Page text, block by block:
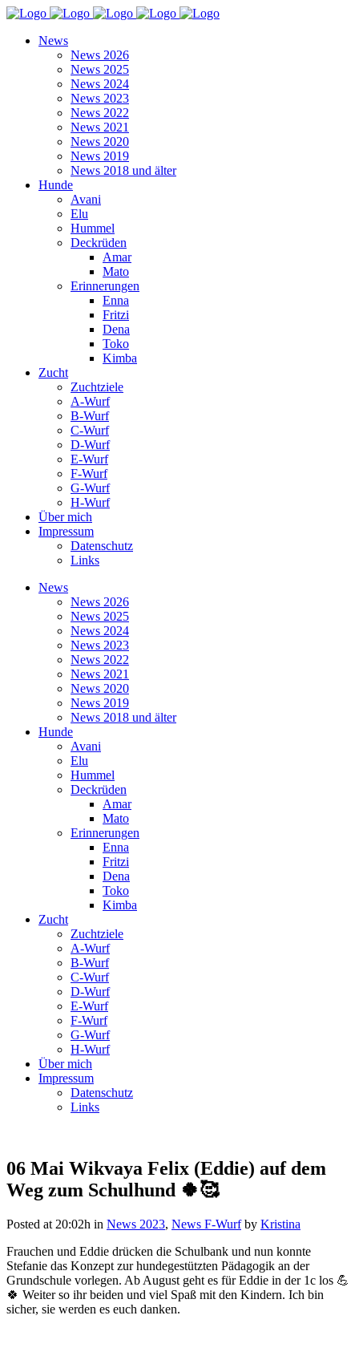
News
News 2026
News 2025
News 2024
News 2023
News 2022
News 2021
News 2020
News 2019
News 2018 und älter
Hunde
Avani
Elu
Hummel
Deckrüden
Amar
Mato
Erinnerungen
Enna
Fritzi
Dena
Toko
Kimba
Zucht
Zuchtziele
A-Wurf
B-Wurf
C-Wurf
D-Wurf
E-Wurf
F-Wurf
G-Wurf
H-Wurf
Über mich
Impressum
Datenschutz
Links
News
News 2026
News 2025
News 2024
News 2023
News 2022
News 2021
News 2020
News 2019
News 2018 und älter
Hunde
Avani
Elu
Hummel
Deckrüden
Amar
Mato
Erinnerungen
Enna
Fritzi
Dena
Toko
Kimba
Zucht
Zuchtziele
A-Wurf
B-Wurf
C-Wurf
D-Wurf
E-Wurf
F-Wurf
G-Wurf
H-Wurf
Über mich
Impressum
Datenschutz
Links
06 Mai Wikvaya Felix (Eddie) auf dem
Weg zum Schulhund 🍀🥰
Posted at 20:02h in News 2023, News F-Wurf by Kristina
Frauchen und Eddie drücken die Schulbank und nun konnte
Stefanie das Konzept zur hundegestützten Pädagogik an der
Grundschule vorlegen. Ab August geht es für Eddie in der 1c los 💪
🍀 Weiter so ihr beiden und viel Spaß mit den Kindern. Ich bin
sicher, sie werden es euch danken.